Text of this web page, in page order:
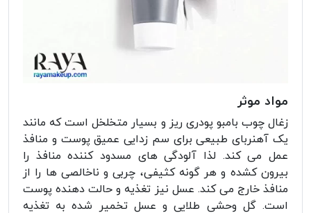
مواد موثر
زغال چوب بامبو پودری ریز و بسیار متخلخل است که مانند
یک آهنربای طبیعی برای سم زدایی عمیق پوست و منافذ
عمل می کند. لذا آلودگی های مسدود کننده منافذ را
بیرون کشده و هر گونه کثیفی، چربی و ناخالصی ها را از
منافذ خارج می کند. عسل نیز تغذیه و حالت دهنده پوست
است. گل وحشی طلایی و عسل تخمیر شده به تغذیه